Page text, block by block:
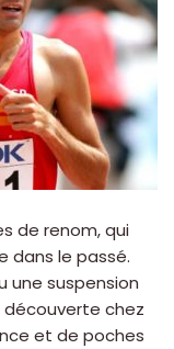
de renom, qui
dans le passé.
une suspension
découverte chez
et de poches